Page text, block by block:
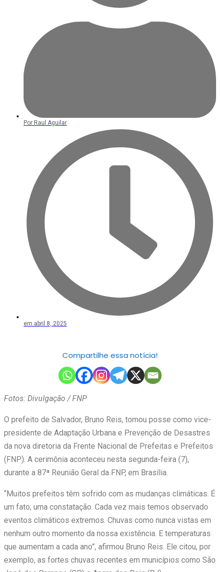
Por Raul Aguilar
em abril 8, 2025
Compartilhe essa notícia!
Fotos: Divulgação / FNP
O prefeito de Salvador, Bruno Reis, tomou posse como vice-
presidente de Adaptação Urbana e Prevenção de Desastres
da nova diretoria da Frente Nacional de Prefeitas e Prefeitos
(FNP). A cerimônia aconteceu nesta segunda-feira (7),
durante a 87ª Reunião Geral da FNP, em Brasília.
“Muitos prefeitos têm sofrido com as mudanças climáticas. É
um fato; uma constatação. Cada vez mais temos observado
eventos climáticos extremos. Chuvas como nunca vistas em
nenhum outro momento da nossa existência. E temperaturas
que aumentam a cada ano”, afirmou Bruno Reis. Ele citou, por
exemplo, as fortes chuvas recentes em municípios como São